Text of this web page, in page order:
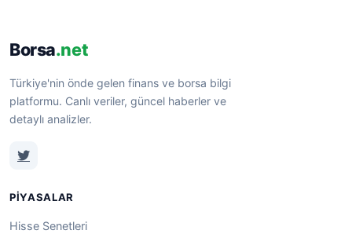
Borsa.net
Türkiye'nin önde gelen finans ve borsa bilgi
platformu. Canlı veriler, güncel haberler ve
detaylı analizler.
PIYASALAR
Hisse Senetleri